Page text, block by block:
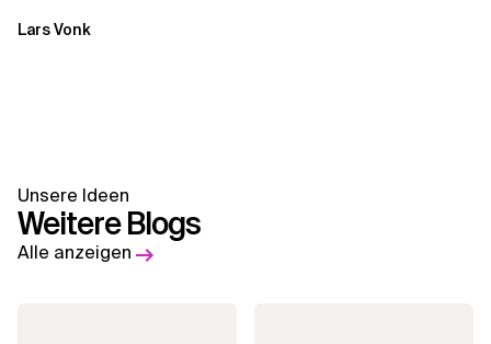
Lars Vonk
Unsere Ideen
Weitere Blogs
Alle anzeigen